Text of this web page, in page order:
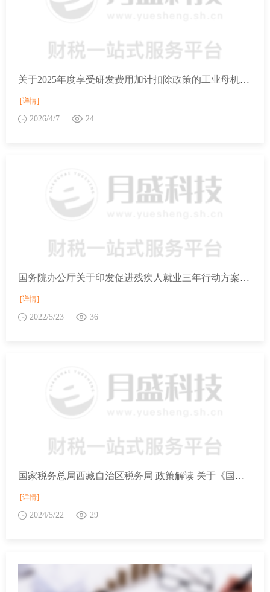
关于2025年度享受研发费用加计扣除政策的工业母机企业清单制定工作有关事项的通知
[详情]
2026/4/7 24
国务院办公厅关于印发促进残疾人就业三年行动方案（2022—2024年）的通知
[详情]
2022/5/23 36
国家税务总局西藏自治区税务局 政策解读 关于《国家税务总局关于资源回收企业向自然人报废产品出售者“反向开票”有关事项的公告》的解读
[详情]
2024/5/22 29